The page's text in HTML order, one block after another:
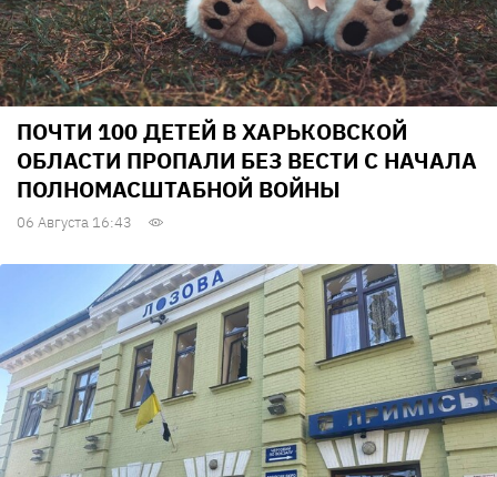
ПОЧТИ 100 ДЕТЕЙ В ХАРЬКОВСКОЙ
ОБЛАСТИ ПРОПАЛИ БЕЗ ВЕСТИ С НАЧАЛА
ПОЛНОМАСШТАБНОЙ ВОЙНЫ
06 Августа 16:43